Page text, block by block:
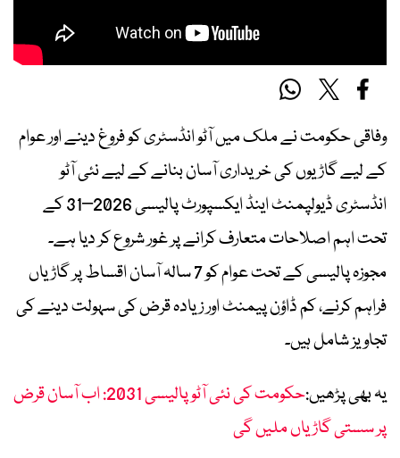
وفاقی حکومت نے ملک میں آٹو انڈسٹری کو فروغ دینے اور عوام
کے لیے گاڑیوں کی خریداری آسان بنانے کے لیے نئی آٹو
انڈسٹری ڈیولپمنٹ اینڈ ایکسپورٹ پالیسی 2026–31 کے
تحت اہم اصلاحات متعارف کرانے پر غور شروع کر دیا ہے۔
مجوزہ پالیسی کے تحت عوام کو 7 سالہ آسان اقساط پر گاڑیاں
فراہم کرنے، کم ڈاؤن پیمنٹ اور زیادہ قرض کی سہولت دینے کی
تجاویز شامل ہیں۔
یہ بھی پڑھیں:
حکومت کی نئی آٹو پالیسی 2031: اب آسان قرض
پر سستی گاڑیاں ملیں گی